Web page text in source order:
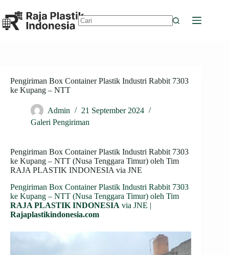
to
content
Pengiriman Box Container Plastik Industri Rabbit 7303
ke Kupang – NTT
Admin
21 September 2024
Galeri Pengiriman
Pengiriman Box Container Plastik Industri Rabbit 7303
ke Kupang – NTT (Nusa Tenggara Timur) oleh Tim
RAJA PLASTIK INDONESIA via JNE
Pengiriman Box Container Plastik Industri Rabbit 7303
ke Kupang – NTT (Nusa Tenggara Timur) oleh Tim
RAJA PLASTIK INDONESIA via JNE |
Rajaplastikindonesia.com